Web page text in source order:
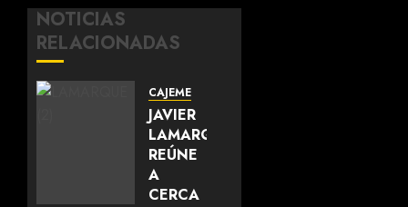
NOTICIAS
RELACIONADAS
CAJEME
JAVIER
LAMARQUE
REÚNE
A
CERCA